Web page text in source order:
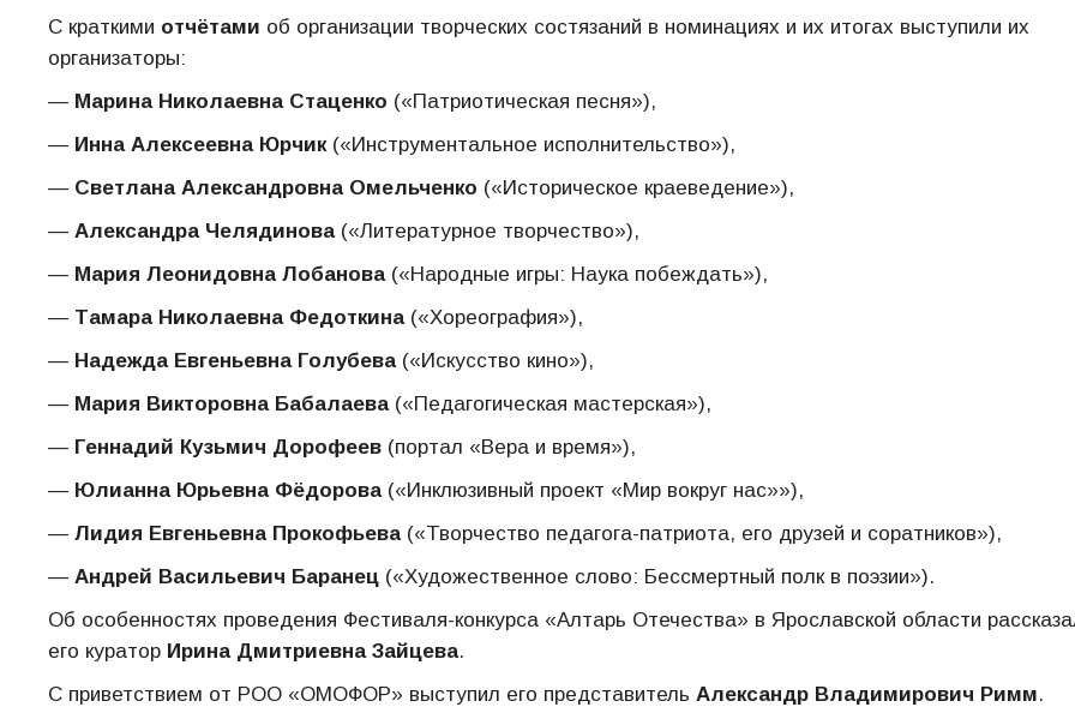
С краткими отчётами об организации творческих состязаний в номинациях и их итогах выступили их
организаторы:
— Марина Николаевна Стаценко («Патриотическая песня»),
— Инна Алексеевна Юрчик(«Инструментальное исполнительство»),
— Светлана Александровна Омельченко («Историческое краеведение»),
— Александра Челядинова(«Литературное творчество»),
— Мария Леонидовна Лобанова(«Народные игры: Наука побеждать»),
— Тамара Николаевна Федоткина(«Хореография»),
— Надежда Евгеньевна Голубева(«Искусство кино»),
— Мария Викторовна Бабалаева(«Педагогическая мастерская»),
— Геннадий Кузьмич Дорофеев (портал «Вера и время»),
— Юлианна Юрьевна Фёдорова(«Инклюзивный проект «Мир вокруг нас»»),
— Лидия Евгеньевна Прокофьева(«Творчество педагога-патриота, его друзей и соратников»),
— Андрей Васильевич Баранец («Художественное слово: Бессмертный полк в поэзии»).
Об особенностях проведения Фестиваля-конкурса «Алтарь Отечества» в Ярославской области
его куратор Ирина Дмитриевна Зайцева.
С приветствием от РОО «ОМОФОР» выступил его представитель Александр Владимирович Римм.